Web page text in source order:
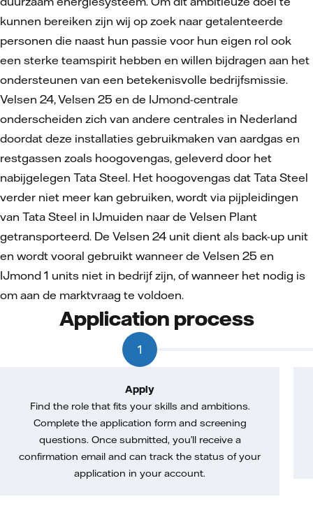
kunnen bereiken zijn wij op zoek naar getalenteerde
personen die naast hun passie voor hun eigen rol ook
een sterke teamspirit hebben en willen bijdragen aan het
ondersteunen van een betekenisvolle bedrijfsmissie.
Velsen 24, Velsen 25 en de IJmond-centrale
onderscheiden zich van andere centrales in Nederland
doordat deze installaties gebruikmaken van aardgas en
restgassen zoals hoogovengas, geleverd door het
nabijgelegen Tata Steel. Het hoogovengas dat Tata Steel
verder niet meer kan gebruiken, wordt via pijpleidingen
van Tata Steel in IJmuiden naar de Velsen Plant
getransporteerd. De Velsen 24 unit dient als back-up unit
en wordt vooral gebruikt wanneer de Velsen 25 en
IJmond 1 units niet in bedrijf zijn, of wanneer het nodig is
om aan de marktvraag te voldoen.
Application process
1
Apply
Find the role that fits your skills and ambitions.
Complete the application form and screening
questions. Once submitted, you’ll receive a
confirmation email and can track the status of your
application in your account.